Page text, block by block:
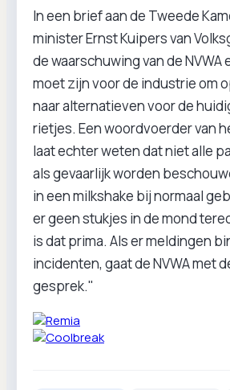
In een brief aan de Tweede
minister Ernst Kuipers van
de waarschuwing van de NVWA
moet zijn voor de industrie om
naar alternatieven voor de
rietjes. Een woordvoerder van
laat echter weten dat niet alle
als gevaarlijk worden
in een milkshake bij normaal
er geen stukjes in de mond
is dat prima. Als er meldingen
incidenten, gaat de NVWA met
gesprek."